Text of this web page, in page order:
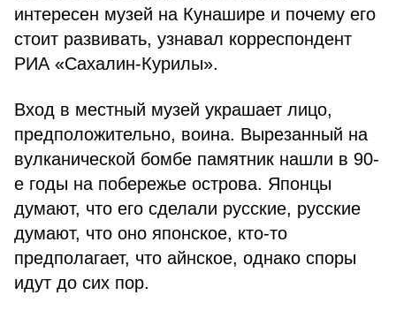
интересен музей на Кунашире и почему его
стоит развивать, узнавал корреспондент
РИА «Сахалин-Курилы».
Вход в местный музей украшает лицо,
предположительно, воина. Вырезанный на
вулканической бомбе памятник нашли в 90-
е годы на побережье острова. Японцы
думают, что его сделали русские, русские
думают, что оно японское, кто-то
предполагает, что айнское, однако споры
идут до сих пор.